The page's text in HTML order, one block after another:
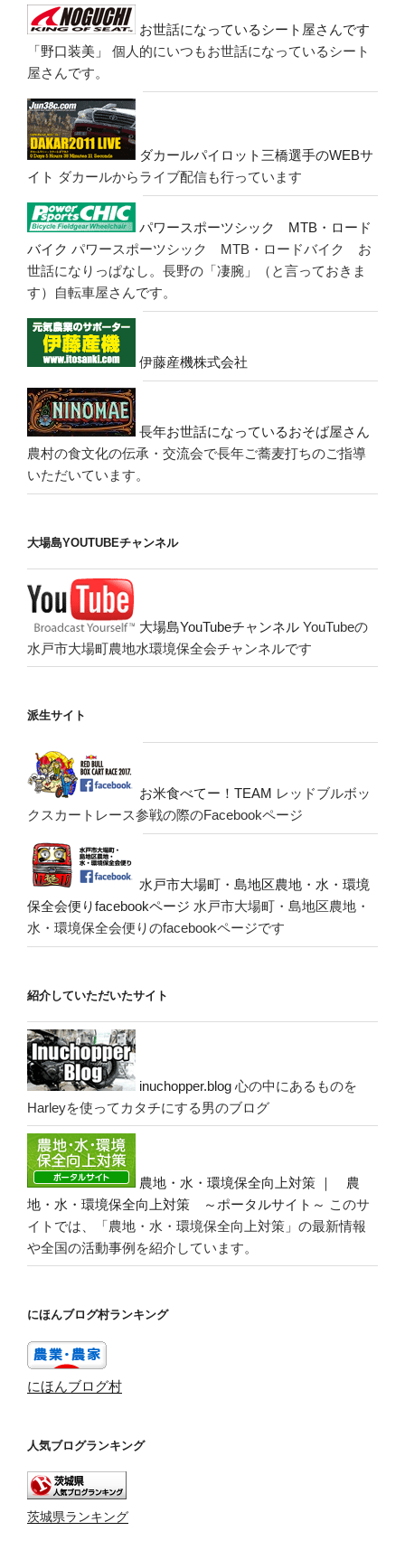
お世話になっているシート屋さんです
「野口装美」
個人的にいつもお世話になっているシート
屋さんです。
ダカールパイロット三橋選手のWEBサ
イト ダカールからライブ配信も行っています
パワースポーツシック MTB・ロード
バイク パワースポーツシック MTB・ロードバイク お
世話になりっぱなし。長野の「凄腕」（と言っておきま
す）自転車屋さんです。
伊藤産機株式会社
長年お世話になっているおそば屋さん
農村の食文化の伝承・交流会で長年ご蕎麦打ちのご指導
いただいています。
大場島YOUTUBEチャンネル
大場島YouTubeチャンネル YouTubeの
水戸市大場町農地水環境保全会チャンネルです
派生サイト
お米食べてー！TEAM レッドブルボッ
クスカートレース参戦の際のFacebookページ
水戸市大場町・島地区農地・水・環境
保全会便りfacebookページ 水戸市大場町・島地区農地・
水・環境保全会便りのfacebookページです
紹介していただいたサイト
inuchopper.blog 心の中にあるものを
Harleyを使ってカタチにする男のブログ
農地・水・環境保全向上対策 ｜ 農
地・水・環境保全向上対策 ～ポータルサイト～ このサ
イトでは、「農地・水・環境保全向上対策」の最新情報
や全国の活動事例を紹介しています。
にほんブログ村ランキング
にほんブログ村
人気ブログランキング
茨城県ランキング